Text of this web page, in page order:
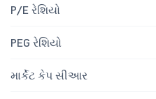
P/E રેશિયો
PEG રેશિયો
માર્કેટ કેપ સીઆર